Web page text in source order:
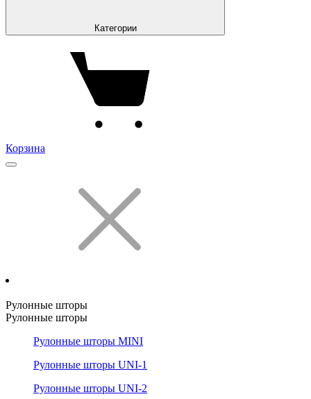
Категории
Корзина
Рулонные шторы
Рулонные шторы
Рулонные шторы MINI
Рулонные шторы UNI-1
Рулонные шторы UNI-2